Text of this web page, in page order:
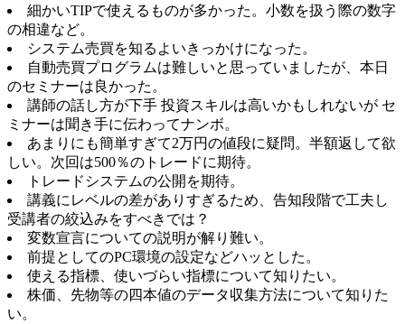
細かいTIPで使えるものが多かった。小数を扱う際の数字
の相違など。
システム売買を知るよいきっかけになった。
自動売買プログラムは難しいと思っていましたが、本日
のセミナーは良かった。
講師の話し方が下手 投資スキルは高いかもしれないが セ
ミナーは聞き手に伝わってナンボ。
あまりにも簡単すぎて2万円の値段に疑問。半額返して欲
しい。次回は500％のトレードに期待。
トレードシステムの公開を期待。
講義にレベルの差がありすぎるため、告知段階で工夫し
受講者の絞込みをすべきでは？
変数宣言についての説明が解り難い。
前提としてのPC環境の設定などハッとした。
使える指標、使いづらい指標について知りたい。
株価、先物等の四本値のデータ収集方法について知りた
い。